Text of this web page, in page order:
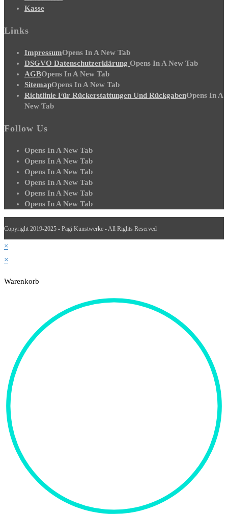
Kasse
Links
ImpressumOpens In A New Tab
DSGVO Datenschutzerklärung Opens In A New Tab
AGBOpens In A New Tab
SitemapOpens In A New Tab
Richtlinie Für Rückerstattungen Und RückgabenOpens In A
New Tab
Follow Us
Opens In A New Tab
Opens In A New Tab
Opens In A New Tab
Opens In A New Tab
Opens In A New Tab
Opens In A New Tab
Copyright 2019-2025 - Pagi Kunstwerke - All Rights Reserved
×
×
Warenkorb